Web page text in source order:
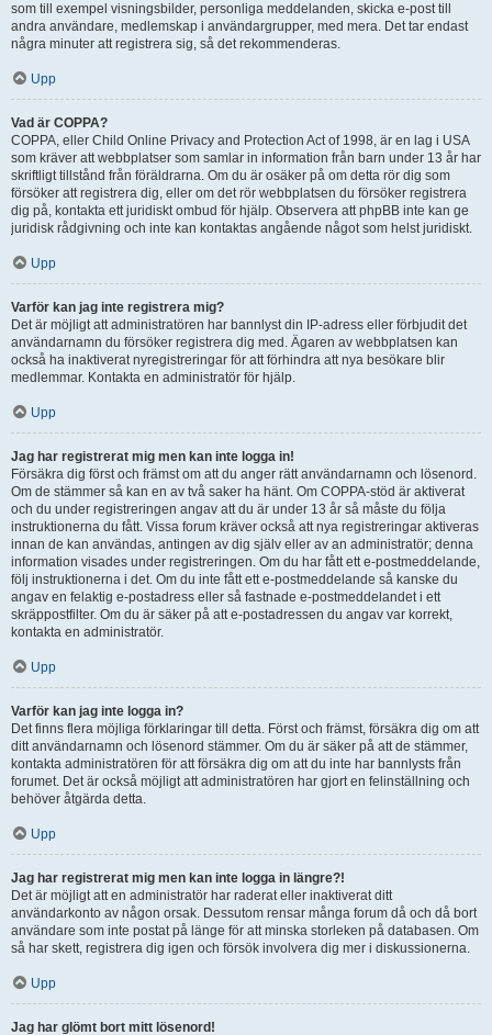
som till exempel visningsbilder, personliga meddelanden, skicka e-post till
andra användare, medlemskap i användargrupper, med mera. Det tar endast
några minuter att registrera sig, så det rekommenderas.
Upp
Vad är COPPA?
COPPA, eller Child Online Privacy and Protection Act of 1998, är en lag i USA
som kräver att webbplatser som samlar in information från barn under 13 år har
skriftligt tillstånd från föräldrarna. Om du är osäker på om detta rör dig som
försöker att registrera dig, eller om det rör webbplatsen du försöker registrera
dig på, kontakta ett juridiskt ombud för hjälp. Observera att phpBB inte kan ge
juridisk rådgivning och inte kan kontaktas angående något som helst juridiskt.
Upp
Varför kan jag inte registrera mig?
Det är möjligt att administratören har bannlyst din IP-adress eller förbjudit det
användarnamn du försöker registrera dig med. Ägaren av webbplatsen kan
också ha inaktiverat nyregistreringar för att förhindra att nya besökare blir
medlemmar. Kontakta en administratör för hjälp.
Upp
Jag har registrerat mig men kan inte logga in!
Försäkra dig först och främst om att du anger rätt användarnamn och lösenord.
Om de stämmer så kan en av två saker ha hänt. Om COPPA-stöd är aktiverat
och du under registreringen angav att du är under 13 år så måste du följa
instruktionerna du fått. Vissa forum kräver också att nya registreringar aktiveras
innan de kan användas, antingen av dig själv eller av an administratör; denna
information visades under registreringen. Om du har fått ett e-postmeddelande,
följ instruktionerna i det. Om du inte fått ett e-postmeddelande så kanske du
angav en felaktig e-postadress eller så fastnade e-postmeddelandet i ett
skräppostfilter. Om du är säker på att e-postadressen du angav var korrekt,
kontakta en administratör.
Upp
Varför kan jag inte logga in?
Det finns flera möjliga förklaringar till detta. Först och främst, försäkra dig om att
ditt användarnamn och lösenord stämmer. Om du är säker på att de stämmer,
kontakta administratören för att försäkra dig om att du inte har bannlysts från
forumet. Det är också möjligt att administratören har gjort en felinställning och
behöver åtgärda detta.
Upp
Jag har registrerat mig men kan inte logga in längre?!
Det är möjligt att en administratör har raderat eller inaktiverat ditt
användarkonto av någon orsak. Dessutom rensar många forum då och då bort
användare som inte postat på länge för att minska storleken på databasen. Om
så har skett, registrera dig igen och försök involvera dig mer i diskussionerna.
Upp
Jag har glömt bort mitt lösenord!